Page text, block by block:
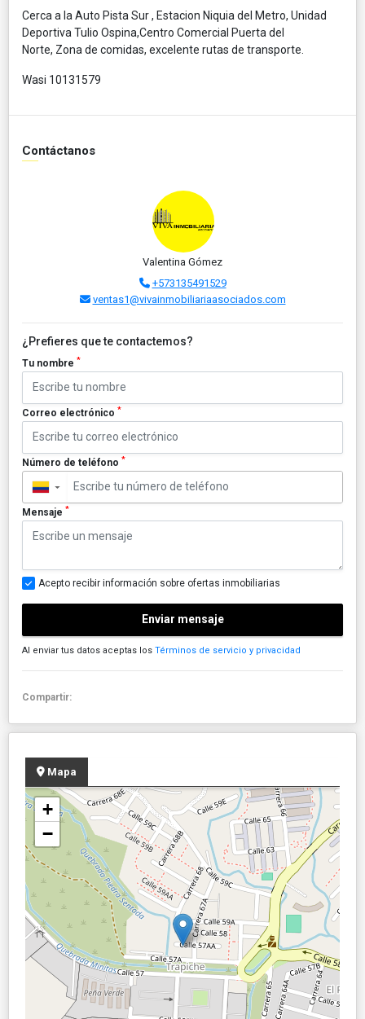
Cerca a la Auto Pista Sur , Estacion Niquia del Metro, Unidad
Deportiva Tulio Ospina,Centro Comercial Puerta del
Norte, Zona de comidas, excelente rutas de transporte.
Wasi 10131579
Contáctanos
Valentina Gómez
+573135491529
ventas1@vivainmobiliariaasociados.com
¿Prefieres que te contactemos?
Tu nombre *
Correo electrónico *
Número de teléfono *
▼
Mensaje *
Acepto recibir información sobre ofertas inmobiliarias
Enviar mensaje
Al enviar tus datos aceptas los Términos de servicio y privacidad
Compartir:
Mapa
+
−